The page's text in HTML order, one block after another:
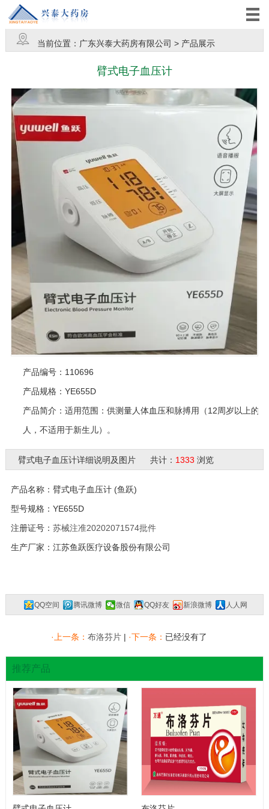
当前位置： 广东兴泰大药房有限公司 > 产品展示
臂式电子血压计
产品编号：110696
产品规格：YE655D
产品简介：适用范围：供测量人体血压和脉搏用（12周岁以上的成
人，不适用于新生儿）。
臂式电子血压计详细说明及图片 共计： 1333 浏览
产品名称：臂式电子血压计 (鱼跃)
型号规格：YE655D
注册证号： 苏械注准20202071574批件
生产厂家：江苏鱼跃医疗设备股份有限公司
QQ空间 腾讯微博 微信 QQ好友 新浪微博
人人网
·上一条：布洛芬片 | ·下一条： 已经没有了
推荐产品